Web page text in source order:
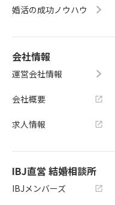
婚活の成功ノウハウ
会社情報
運営会社情報
会社概要
求人情報
IBJ直営 結婚相談所
IBJメンバーズ